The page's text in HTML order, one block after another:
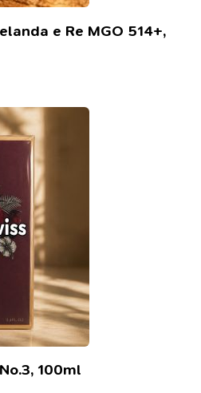
e Re MGO 514+,
100ml